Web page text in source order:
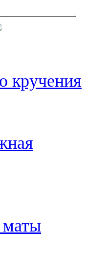
кручения
маты